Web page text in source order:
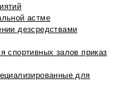
астме
дезсредствами
спортивных залов приказ
для